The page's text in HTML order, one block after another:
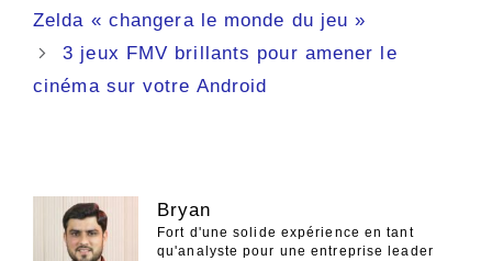
des
Zelda « changera le monde du jeu »
3 jeux FMV brillants pour amener le
cinéma sur votre Android
Bryan
Fort d'une solide expérience en tant
qu'analyste pour une entreprise leader